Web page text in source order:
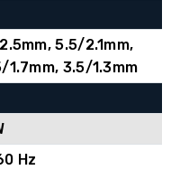
5.5/2.1mm,
1.7mm, 3.5/1.3mm
Hz